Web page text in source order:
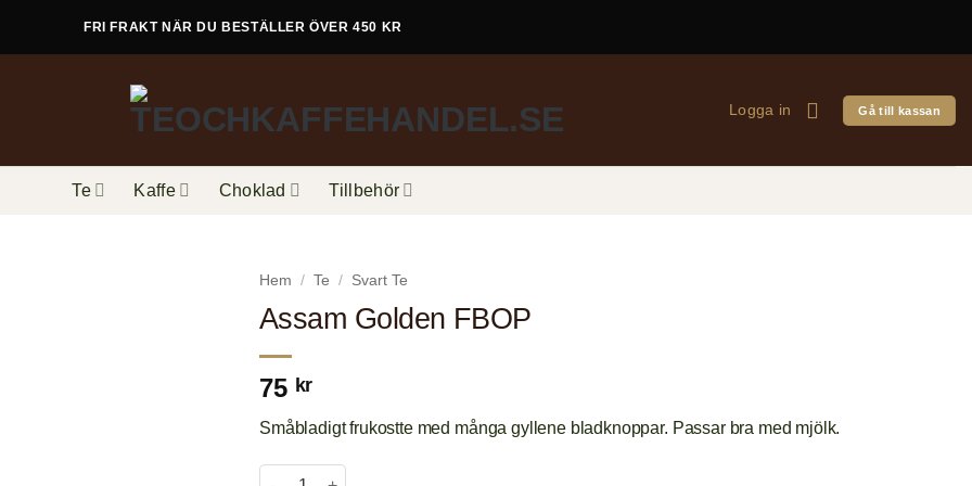
FRI FRAKT NÄR DU BESTÄLLER ÖVER 450 KR
Logga in Gå till kassan
Te Kaffe Choklad Tillbehör
Hem / Te / Svart Te
Assam Golden FBOP
75 kr
Småbladigt frukostte med många gyllene bladknoppar. Passar bra med mjölk.
Assam Golden FBOP mängd